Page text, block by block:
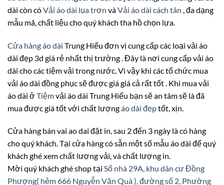
dài còn cóVải áo dài lụa trơn vàVải áo dài cách tân , đa dạng
mẫu mã, chất liệu cho quý khách tha hồ chọn lựa.
Cửa hàng áo dài Trung Hiếu đơn vị cung cấp các loại vải áo
dài đẹp 3d giá rẻ nhất thị trường . Đây là nơi cung cấp vải áo
dài cho các tiệm vải trong nước. Vì vậy khi các tổ chức mua
vải áo dài đồng phục sẽ được giá giá cả rất tốt . Khi mua vải
áo dài ở Tiệmvải áo dài Trung Hiếu bạn sẽ an tâm sẽ là đã
mua được giá tốt với chất lượngáo dài đẹptốt, xịn.
Cửa hàng bán vai ao dai đặt in, sau 2 đến 3 ngày là có hàng
cho quý khách. Tại cửa hàng có sẵn một số mẫu áo dài để quý
khách ghé xem chất lượng vải, và chất lượng in.
Mời quý khách ghé shop tại Số nhà 29A, khu dân cư Đồng
Phượng( hẻm 666 Nguyễn Văn Quá ), đường số 2, Phường